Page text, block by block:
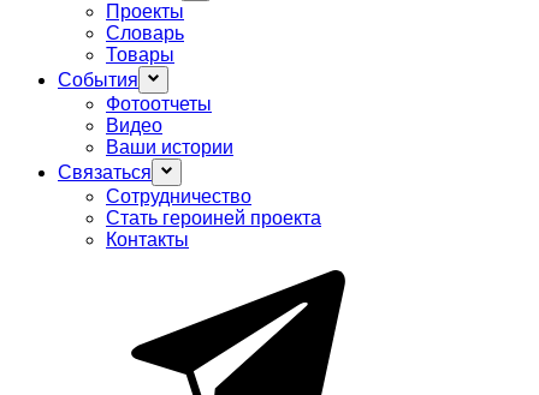
Проекты
Словарь
Товары
События
Фотоотчеты
Видео
Ваши истории
Связаться
Сотрудничество
Стать героиней проекта
Контакты